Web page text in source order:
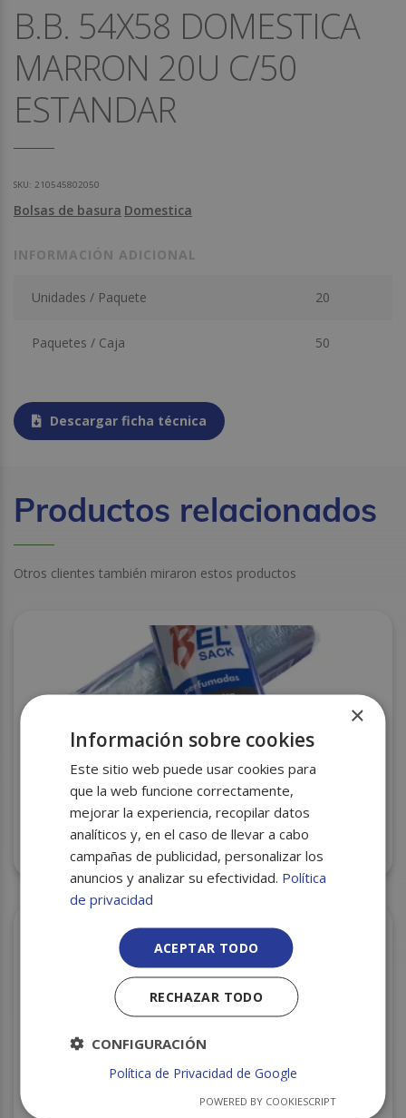
B.B. 54X58 DOMESTICA
MARRON 20U C/50
ESTANDAR
SKU: 210545802050
Bolsas de basura Domestica
INFORMACIÓN ADICIONAL
Unidades / Paquete 20
Paquetes / Caja 50
Descargar ficha técnica
Productos relacionados
Otros clientes también miraron estos productos
B.B. COMUNIDAD 85X104 AZUL 10U C/30 PERFUM.
BELSACK
×
Información sobre cookies
Este sitio web puede usar cookies para
que la web funcione correctamente,
mejorar la experiencia, recopilar datos
analíticos y, en el caso de llevar a cabo
campañas de publicidad, personalizar los
anuncios y analizar su efectividad. Política
de privacidad
ACEPTAR TODO
RECHAZAR TODO
CONFIGURACIÓN
Política de Privacidad de Google
POWERED BY COOKIESCRIPT